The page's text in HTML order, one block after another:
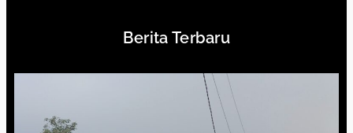
Berita Terbaru